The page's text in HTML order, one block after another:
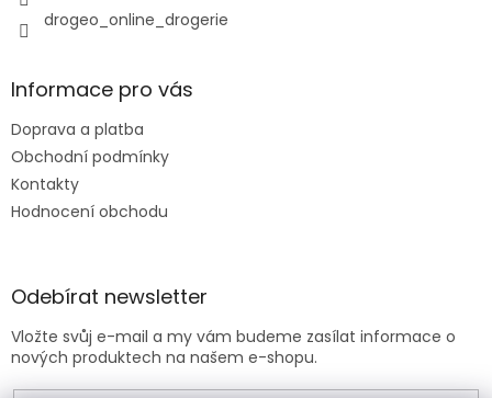
drogeo_online_drogerie
Informace pro vás
Doprava a platba
Obchodní podmínky
Kontakty
Hodnocení obchodu
Odebírat newsletter
Vložte svůj e-mail a my vám budeme zasílat informace o
nových produktech na našem e-shopu.